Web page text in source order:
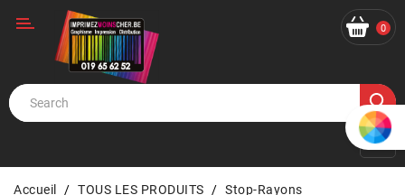
Catégorie
0
Accueil TOUS LES PRODUITS Stop-Rayons